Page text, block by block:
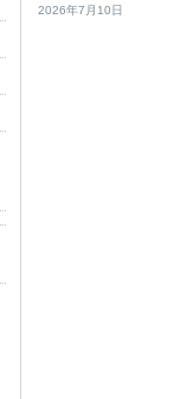
2026年7月10日